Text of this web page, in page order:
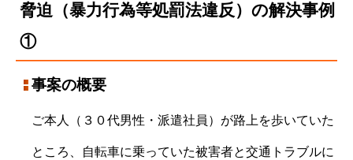
脅迫（暴力行為等処罰法違反）の解決事例
①
事案の概要
ご本人（３０代男性・派遣社員）が路上を歩いていた
ところ、自転車に乗っていた被害者と交通トラブルに